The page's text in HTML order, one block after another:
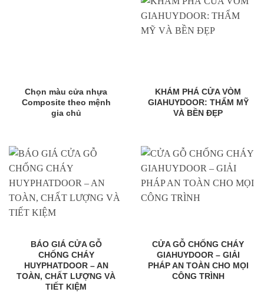
Chọn màu cửa nhựa
Composite theo mệnh
gia chủ
KHÁM PHÁ CỬA VÒM
GIAHUYDOOR: THẨM MỸ
VÀ BỀN ĐẸP
BÁO GIÁ CỬA GỖ
CHỐNG CHÁY
HUYPHATDOOR – AN
TOÀN, CHẤT LƯỢNG VÀ
TIẾT KIỆM
CỬA GỖ CHỐNG CHÁY
GIAHUYDOOR – GIẢI
PHÁP AN TOÀN CHO MỌI
CÔNG TRÌNH